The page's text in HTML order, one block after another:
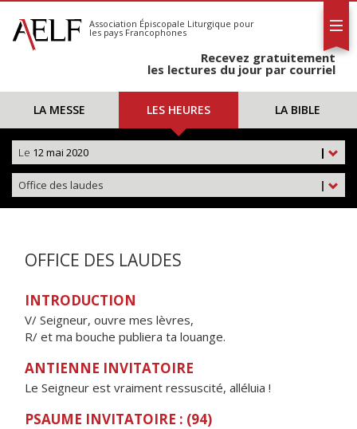
S'abonner
Calendrier
Association Épiscopale Liturgique pour
les pays Francophones
Recevez gratuitement
les lectures du jour par courriel
LA MESSE LES HEURES LA BIBLE
|
Le 12 mai 2020
|
Office des laudes
OFFICE DES LAUDES
INTRODUCTION
V/ Seigneur, ouvre mes lèvres,
R/ et ma bouche publiera ta louange.
ANTIENNE INVITATOIRE
Le Seigneur est vraiment ressuscité, alléluia !
PSAUME INVITATOIRE : (94)